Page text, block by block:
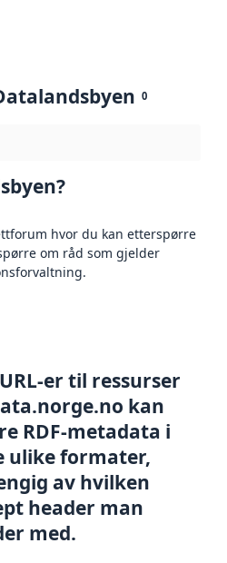
0
hvor du kan etterspørre
om råd som gjelder
er til ressurser
kan
RDF-metadata i
ulike formater,
av hvilken
header man
med.